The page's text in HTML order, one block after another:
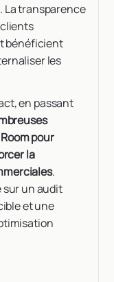
La transparence
bénéficient
les
en passant
pour
la
.
sur un audit
et une